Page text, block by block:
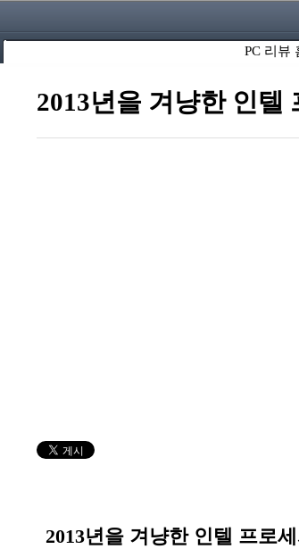
PC 리뷰
2013년을 겨냥한 인텔
2013년을 겨냥한 인텔 프로